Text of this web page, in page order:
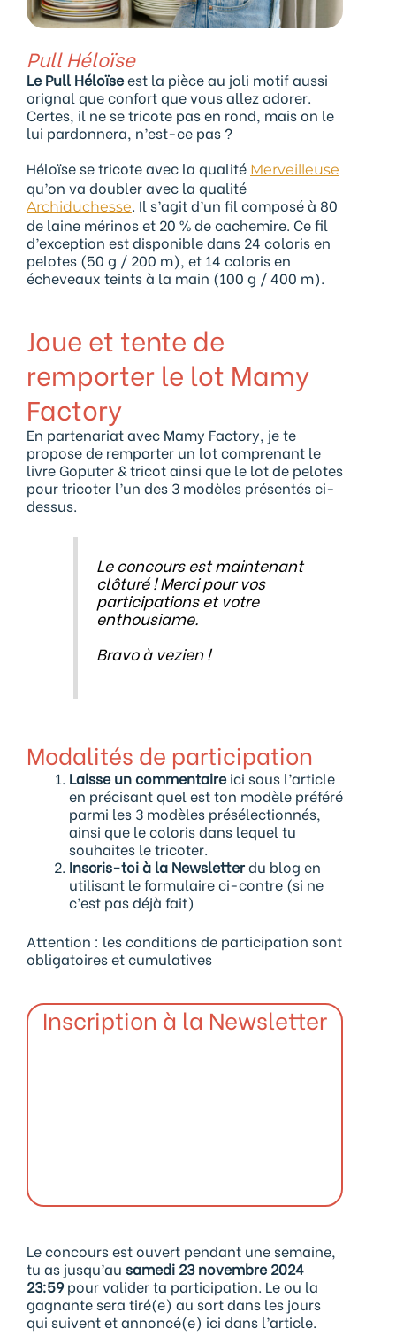
Pull Héloïse
Le Pull Héloïseest la pièce au joli motif aussi
orignal que confort que vous allez adorer.
Certes, il ne se tricote pas en rond, mais on le
lui pardonnera, n’est-ce pas ?
Héloïse se tricote avec la qualité Merveilleuse
qu’on va doubler avec la qualité
Archiduchesse . Il s’agit d’un fil composé à 80
de laine mérinos et 20 % de cachemire. Ce fil
d’exception est disponible dans 24 coloris en
pelotes (50 g / 200 m), et 14 coloris en
écheveaux teints à la main (100 g / 400 m).
Joue et tente de
remporter le lot Mamy
Factory
En partenariat avec Mamy Factory, je te
propose de remporter un lot comprenant le
livre Goputer & tricot ainsi que le lot de pelotes
pour tricoter l’un des 3 modèles présentés ci-
dessus.
Le concours est maintenant
clôturé ! Merci pour vos
participations et votre
enthousiame.
Bravo à vezien !
Modalités de participation
Laisse un commentaireici sous l’article
en précisant quel est ton modèle préféré
parmi les 3 modèles présélectionnés,
ainsi que le coloris dans lequel tu
souhaites le tricoter.
Inscris-toi à la Newsletterdu blog en
utilisant le formulaire ci-contre (si ne
c’est pas déjà fait)
Attention : les conditions de participation sont
obligatoires et cumulatives
Inscription à la Newsletter
Le concours est ouvert pendant une semaine,
tu as jusqu’au samedi 23 novembre 2024
23:59pour valider ta participation. Le ou la
gagnante sera tiré(e) au sort dans les jours
qui suivent et annoncé(e) ici dans l’article.